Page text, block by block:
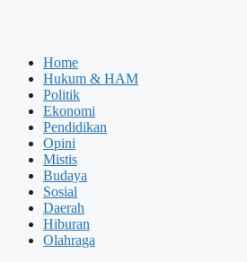
Home
Hukum & HAM
Politik
Ekonomi
Pendidikan
Opini
Mistis
Budaya
Sosial
Daerah
Hiburan
Olahraga